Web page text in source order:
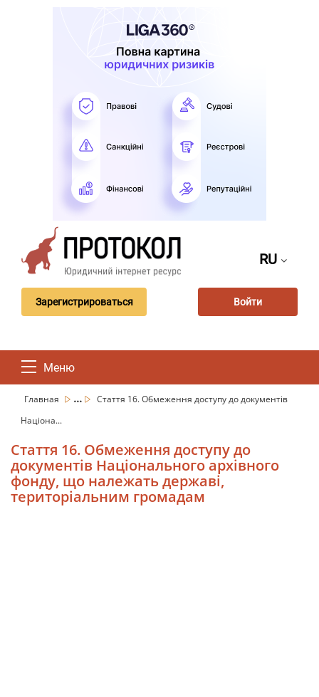
RU
Зарегистрироваться Войти
Меню
Главная ...
Стаття 16. Обмеження доступу до документів
Націона...
Стаття 16. Обмеження доступу до
документів Національного архівного
фонду, що належать державі,
територіальним громадам